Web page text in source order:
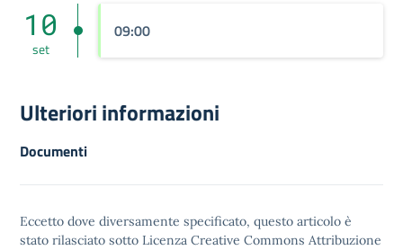
10
set
09:00
Ulteriori informazioni
Documenti
Eccetto dove diversamente specificato, questo articolo è
stato rilasciato sotto Licenza Creative Commons Attribuzione